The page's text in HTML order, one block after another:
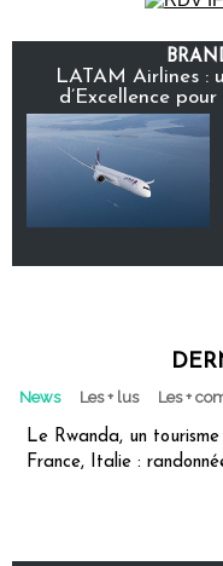
LATAM Airlines :
d’Excellence
News Les + lus Les +
Le Rwanda, un
France, Italie :